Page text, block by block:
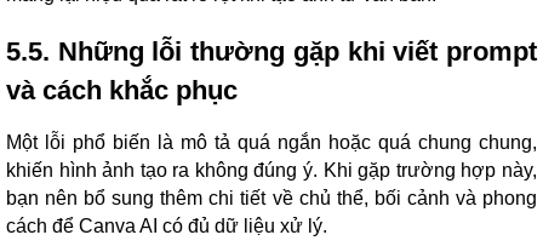
5.5. Những lỗi thường gặp khi viết prompt
và cách khắc phục
Một lỗi phổ biến là mô tả quá ngắn hoặc quá chung chung,
khiến hình ảnh tạo ra không đúng ý. Khi gặp trường hợp này,
bạn nên bổ sung thêm chi tiết về chủ thể, bối cảnh và phong
cách để Canva AI có đủ dữ liệu xử lý.